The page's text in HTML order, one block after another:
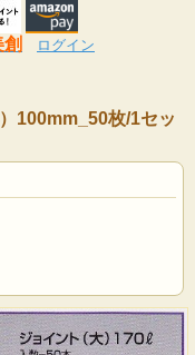
ログイン
100mm_50枚/1セッ